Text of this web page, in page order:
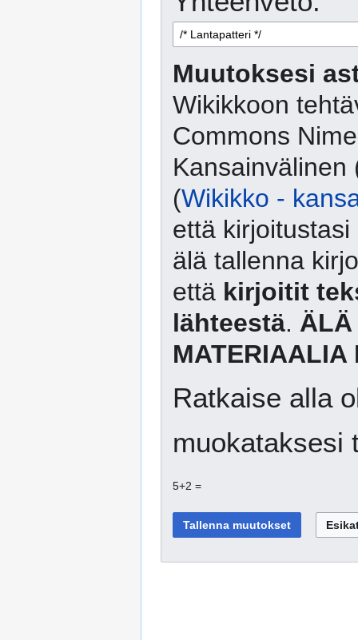
Muutoksesi
Wikikkoon
Commons
Kansainvälinen
(Wikikko -
että
älä tallenna
että kirjoitit
lähteestä. ÄLÄ
MATERIAALIA
Ratkaise alla
muokataksesi
5+2 =